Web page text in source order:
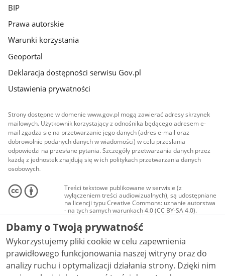
BIP
Prawa autorskie
Warunki korzystania
Geoportal
Deklaracja dostępności serwisu Gov.pl
Ustawienia prywatności
Strony dostępne w domenie www.gov.pl mogą zawierać adresy skrzynek
mailowych. Użytkownik korzystający z odnośnika będącego adresem e-
mail zgadza się na przetwarzanie jego danych (adres e-mail oraz
dobrowolnie podanych danych w wiadomości) w celu przesłania
odpowiedzi na przesłane pytania. Szczegóły przetwarzania danych przez
każdą z jednostek znajdują się w ich politykach przetwarzania danych
osobowych.
Treści tekstowe publikowane w serwisie (z
wyłączeniem treści audiowizualnych), są udostępniane
na licencji typu Creative Commons: uznanie autorstwa
- na tych samych warunkach 4.0 (CC BY-SA 4.0).
Materiały audiowizualne, w tym zdjęcia, materiały
audio i wideo, są udostępniane na licencji typu
Creative Commons: uznanie autorstwa użycie
niekomercyjne - bez utworów zależnych 4.0 (CC BY-
NC-ND 4.0), o ile nie jest to stwierdzone inaczej.
Dbamy o Twoją prywatność
Wykorzystujemy pliki cookie w celu zapewnienia
prawidłowego funkcjonowania naszej witryny oraz do
analizy ruchu i optymalizacji działania strony. Dzięki nim